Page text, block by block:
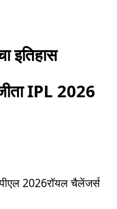
इतिहास
IPL 2026
2026रॉयल चैलेंजर्स